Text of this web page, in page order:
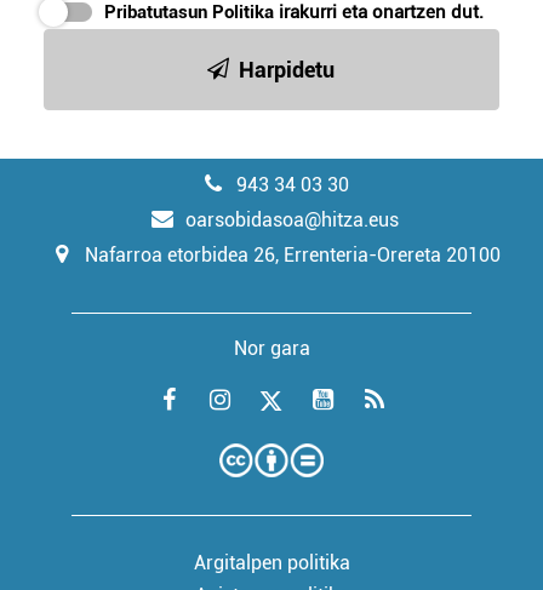
Pribatutasun Politika irakurri eta onartzen dut.
Harpidetu
943 34 03 30
oarsobidasoa@hitza.eus
Nafarroa etorbidea 26, Errenteria-Orereta 20100
Nor gara
Argitalpen politika